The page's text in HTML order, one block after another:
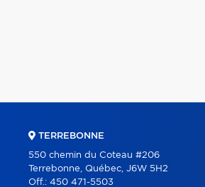
TERREBONNE
550 chemin du Coteau #206
Terrebonne, Québec, J6W 5H2
Off.: 450 471-5503